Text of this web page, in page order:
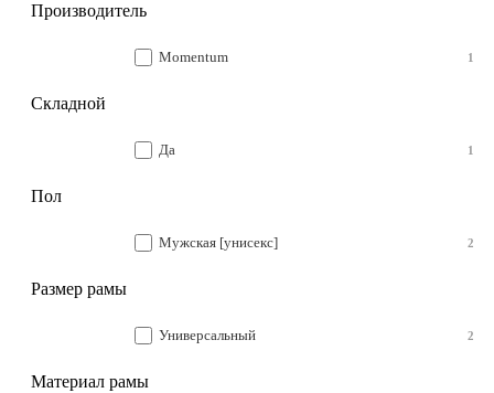
Производитель
Momentum 1
Складной
Да 1
Пол
Мужская [унисекс] 2
Размер рамы
Универсальный 2
Материал рамы